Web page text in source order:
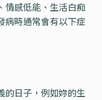
情感低能、生活白痴
病時通常會有以下症
的日子，例如妳的生